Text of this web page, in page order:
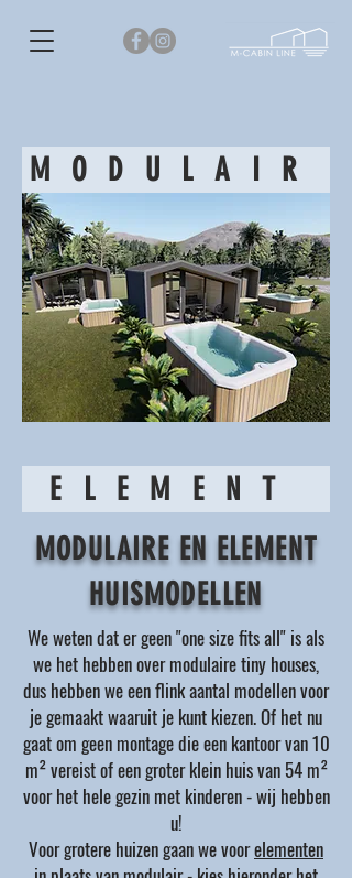
MODULAIR
ELEMENT
MODULAIRE EN ELEMENT
HUISMODELLEN
We weten dat er geen "one size fits all" is als
we het hebben over modulaire tiny houses,
dus hebben we een flink aantal modellen voor
je gemaakt waaruit je kunt kiezen. Of het nu
gaat om geen montage die een kantoor van 10
m² vereist of een groter klein huis van 54 m²
voor het hele gezin met kinderen - wij hebben
u!
Voor grotere huizen gaan we voorelementen